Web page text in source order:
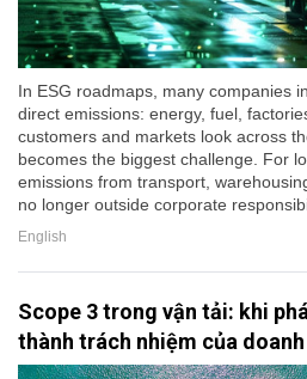
In ESG roadmaps, many companies
direct emissions: energy, fuel,
customers and markets look across
becomes the biggest challenge. For
emissions from transport,
no longer outside corporate
English
Scope 3 trong vận tải: khi
thành trách nhiệm của